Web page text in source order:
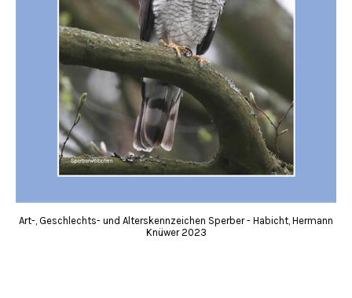
Art-, Geschlechts- und Alterskennzeichen Sperber - Habicht, Hermann
Knüwer 2023